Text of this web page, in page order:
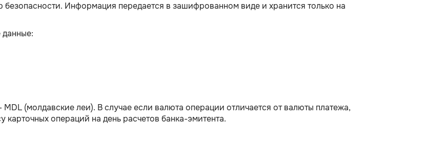
Информация передается в зашифрованном виде и хранится только на
(молдавские леи). В случае если валюта операции отличается от валюты платежа,
операций на день расчетов банка-эмитента.